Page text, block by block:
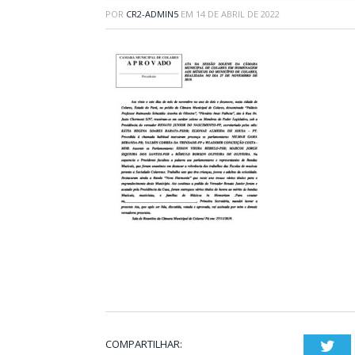
POR CR2-ADMIN5 EM 14 DE ABRIL DE 2022
COMPARTILHAR: